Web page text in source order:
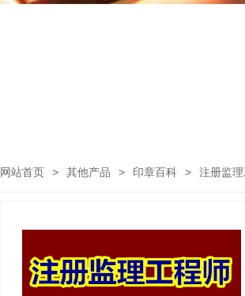
网站首页 > 其他产品 > 印章百科 > 注册监理